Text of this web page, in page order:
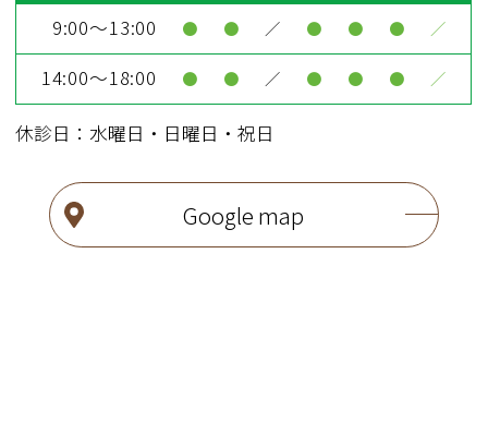
9:00～13:00 ● ● ／ ● ● ● ／
14:00～18:00 ● ● ／ ● ● ● ／
休診日：水曜日・日曜日・祝日
Google map